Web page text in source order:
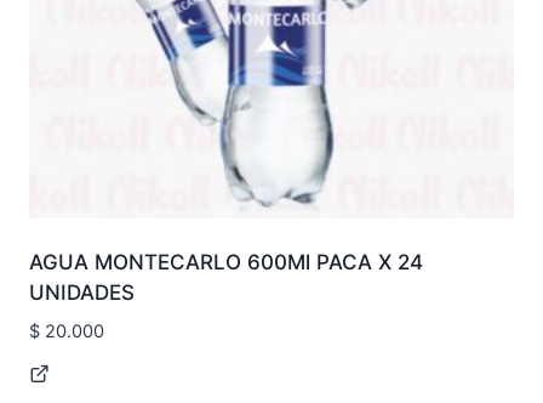
AGUA MONTECARLO 600Ml PACA X 24
UNIDADES
$ 20.000